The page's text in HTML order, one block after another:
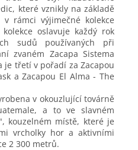
které vznikly na základě
rámci výjimečné kolekce
oslavuje každý rok
sudů používaných při
zvaném Zacapa Sistema
je třetí v pořadí za Zacapou
a Zacapou El Alma - The
v okouzlující továrně
a to ve slavném
kouzelném místě, které je
vrcholky hor a aktivními
2 300 metrů.